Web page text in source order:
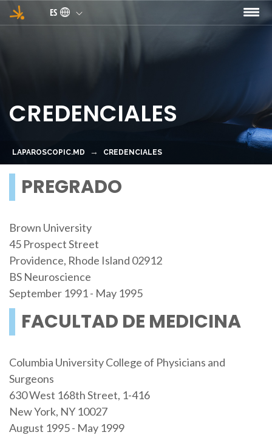
Pasar al contenido principal
ES
CREDENCIALES
LAPAROSCOPIC.MD CREDENCIALES
PREGRADO
Brown University
45 Prospect Street
Providence, Rhode Island 02912
BS Neuroscience
September 1991 - May 1995
FACULTAD DE MEDICINA
Columbia University College of Physicians and
Surgeons
630 West 168th Street, 1-416
New York, NY 10027
August 1995 - May 1999